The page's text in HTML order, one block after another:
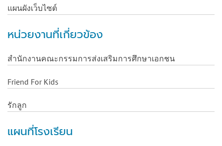
แผนผังเว็บไซต์
หน่วยงานที่เกี่ยวข้อง
สำนักงานคณะกรรมการส่งเสริมการศึกษาเอกชน
Friend For Kids
รักลูก
แผนที่โรงเรียน